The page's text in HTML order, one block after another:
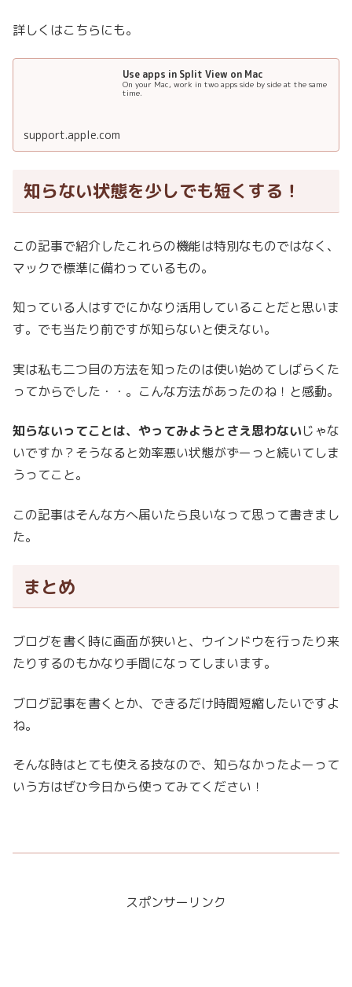
詳しくはこちらにも。
Use apps in Split View on Mac
On your Mac, work in two apps side by side at the same
time.
support.apple.com
知らない状態を少しでも短くする！
この記事で紹介したこれらの機能は特別なものではなく、
マックで標準に備わっているもの。
知っている人はすでにかなり活用していることだと思いま
す。でも当たり前ですが知らないと使えない。
実は私も二つ目の方法を知ったのは使い始めてしばらくた
ってからでした・・。こんな方法があったのね！と感動。
知らないってことは、やってみようとさえ思わないじゃな
いですか？そうなると効率悪い状態がずーっと続いてしま
うってこと。
この記事はそんな方へ届いたら良いなって思って書きまし
た。
まとめ
ブログを書く時に画面が狭いと、ウインドウを行ったり来
たりするのもかなり手間になってしまいます。
ブログ記事を書くとか、できるだけ時間短縮したいですよ
ね。
そんな時はとても使える技なので、知らなかったよーって
いう方はぜひ今日から使ってみてください！
スポンサーリンク